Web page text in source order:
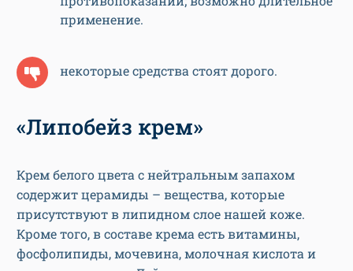
применение.
некоторые средства стоят дорого.
«Липобейз крем»
Крем белого цвета с нейтральным запахом
содержит церамиды – вещества, которые
присутствуют в липидном слое нашей коже.
Кроме того, в составе крема есть витамины,
фосфолипиды, мочевина, молочная кислота и